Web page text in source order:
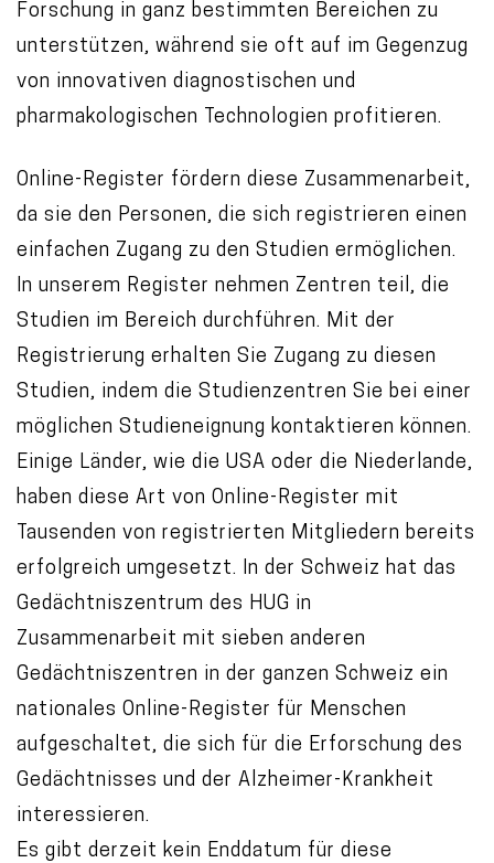
Forschung in ganz bestimmten Bereichen zu
unterstützen, während sie oft auf im Gegenzug
von innovativen diagnostischen und
pharmakologischen Technologien profitieren.
Online-Register fördern diese Zusammenarbeit,
da sie den Personen, die sich registrieren einen
einfachen Zugang zu den Studien ermöglichen.
In unserem Register nehmen Zentren teil, die
Studien im Bereich durchführen. Mit der
Registrierung erhalten Sie Zugang zu diesen
Studien, indem die Studienzentren Sie bei einer
möglichen Studieneignung kontaktieren können.
Einige Länder, wie die USA oder die Niederlande,
haben diese Art von Online-Register mit
Tausenden von registrierten Mitgliedern bereits
erfolgreich umgesetzt. In der Schweiz hat das
Gedächtniszentrum des HUG in
Zusammenarbeit mit sieben anderen
Gedächtniszentren in der ganzen Schweiz ein
nationales Online-Register für Menschen
aufgeschaltet, die sich für die Erforschung des
Gedächtnisses und der Alzheimer-Krankheit
interessieren.
Es gibt derzeit kein Enddatum für diese